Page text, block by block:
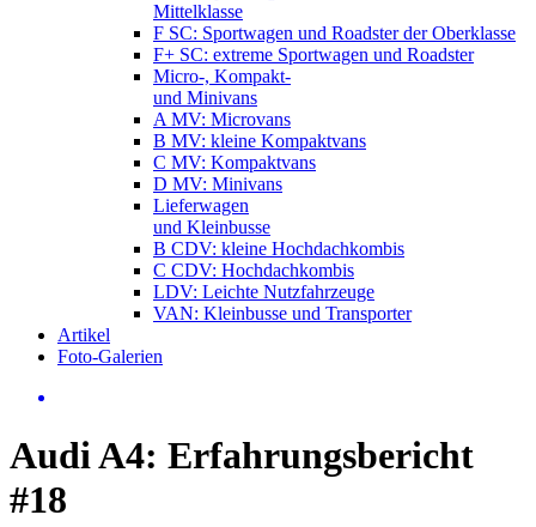
Mittelklasse
F SC: Sportwagen und Roadster der Oberklasse
F+ SC: extreme Sportwagen und Roadster
Micro-, Kompakt-
und Minivans
A MV: Microvans
B MV: kleine Kompaktvans
C MV: Kompaktvans
D MV: Minivans
Lieferwagen
und Kleinbusse
B CDV: kleine Hochdachkombis
C CDV: Hochdachkombis
LDV: Leichte Nutzfahrzeuge
VAN: Kleinbusse und Transporter
Artikel
Foto-Galerien
Audi A4: Erfahrungsbericht
#18